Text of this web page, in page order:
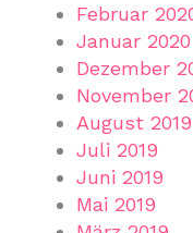
Februar
Januar 2020
Dezember
November
August 2019
Juli 2019
Juni 2019
Mai 2019